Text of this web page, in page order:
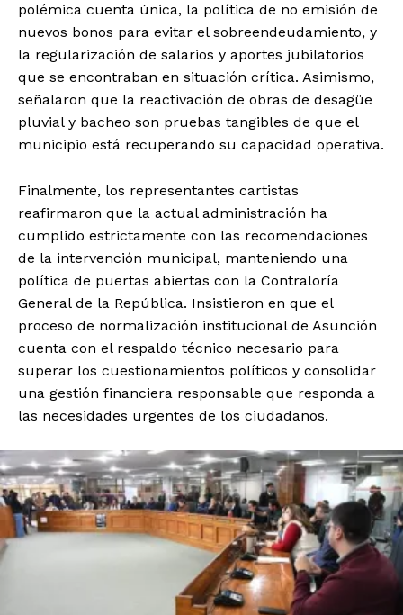
polémica cuenta única, la política de no emisión de
nuevos bonos para evitar el sobreendeudamiento, y
la regularización de salarios y aportes jubilatorios
que se encontraban en situación crítica. Asimismo,
señalaron que la reactivación de obras de desagüe
pluvial y bacheo son pruebas tangibles de que el
municipio está recuperando su capacidad operativa.
Finalmente, los representantes cartistas
reafirmaron que la actual administración ha
cumplido estrictamente con las recomendaciones
de la intervención municipal, manteniendo una
política de puertas abiertas con la Contraloría
General de la República. Insistieron en que el
proceso de normalización institucional de Asunción
cuenta con el respaldo técnico necesario para
superar los cuestionamientos políticos y consolidar
una gestión financiera responsable que responda a
las necesidades urgentes de los ciudadanos.